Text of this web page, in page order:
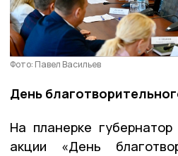
Фото: Павел Васильев
День
На планерке
акции «День